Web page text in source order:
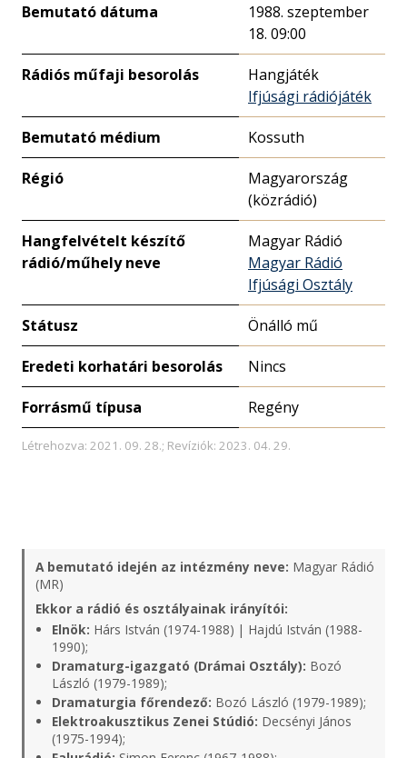
Bemutató dátuma
1988. szeptember
18. 09:00
Rádiós műfaji besorolás
Hangjáték
Ifjúsági rádiójáték
Bemutató médium Kossuth
Régió
Magyarország
(közrádió)
Hangfelvételt készítő
rádió/műhely neve
Magyar Rádió
Magyar Rádió
Ifjúsági Osztály
Státusz Önálló mű
Eredeti korhatári besorolás Nincs
Forrásmű típusa Regény
Létrehozva: 2021. 09. 28.; Revíziók: 2023. 04. 29.
A bemutató idején az intézmény neve: Magyar Rádió
(MR)
Ekkor a rádió és osztályainak irányítói:
Elnök: Hárs István (1974-1988) | Hajdú István (1988-
1990);
Dramaturg-igazgató (Drámai Osztály): Bozó
László (1979-1989);
Dramaturgia főrendező: Bozó László (1979-1989);
Elektroakusztikus Zenei Stúdió: Decsényi János
(1975-1994);